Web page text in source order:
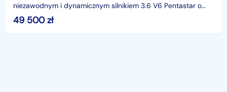
niezawodnym i dynamicznym silnikiem 3.6 V6 Pentastar o
mocy 287 KM, połączonym z automatyczną skrzynią biegów
49 500zł